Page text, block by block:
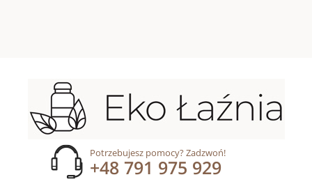
Potrzebujesz pomocy? Zadzwoń!
+48 791 975 929